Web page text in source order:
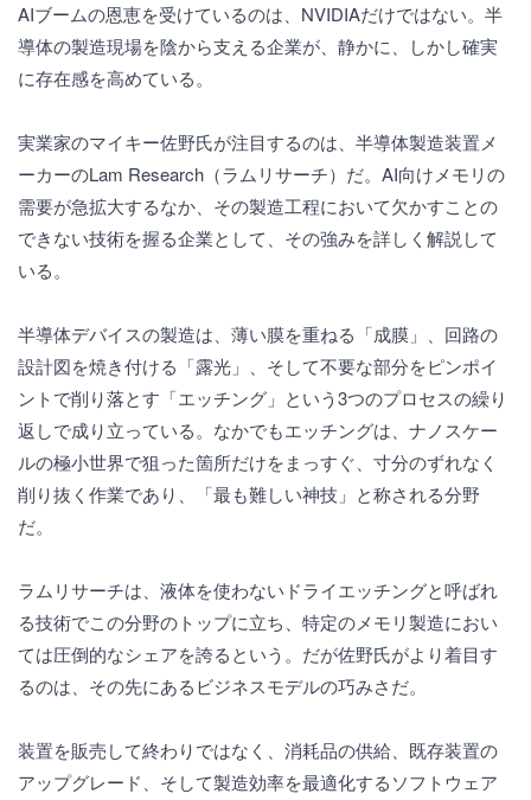
AIブームの恩恵を受けているのは、NVIDIAだけではない。半
導体の製造現場を陰から支える企業が、静かに、しかし確実
に存在感を高めている。
実業家のマイキー佐野氏が注目するのは、半導体製造装置メ
ーカーのLam Research（ラムリサーチ）だ。AI向けメモリの
需要が急拡大するなか、その製造工程において欠かすことの
できない技術を握る企業として、その強みを詳しく解説して
いる。
半導体デバイスの製造は、薄い膜を重ねる「成膜」、回路の
設計図を焼き付ける「露光」、そして不要な部分をピンポイ
ントで削り落とす「エッチング」という3つのプロセスの繰り
返しで成り立っている。なかでもエッチングは、ナノスケー
ルの極小世界で狙った箇所だけをまっすぐ、寸分のずれなく
削り抜く作業であり、「最も難しい神技」と称される分野
だ。
ラムリサーチは、液体を使わないドライエッチングと呼ばれ
る技術でこの分野のトップに立ち、特定のメモリ製造におい
ては圧倒的なシェアを誇るという。だが佐野氏がより着目す
るのは、その先にあるビジネスモデルの巧みさだ。
装置を販売して終わりではなく、消耗品の供給、既存装置の
アップグレード、そして製造効率を最適化するソフトウェア